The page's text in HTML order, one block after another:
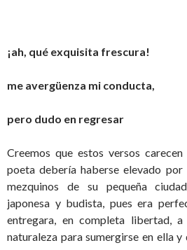
¡ah, qué exquisita frescura!
me avergüenza mi conducta,
pero dudo en regresar
Creemos que estos versos
poeta debería haberse elevado
mezquinos de su pequeña
japonesa y budista, pues era
entregara, en completa libertad,
naturaleza para sumergirse en ella y